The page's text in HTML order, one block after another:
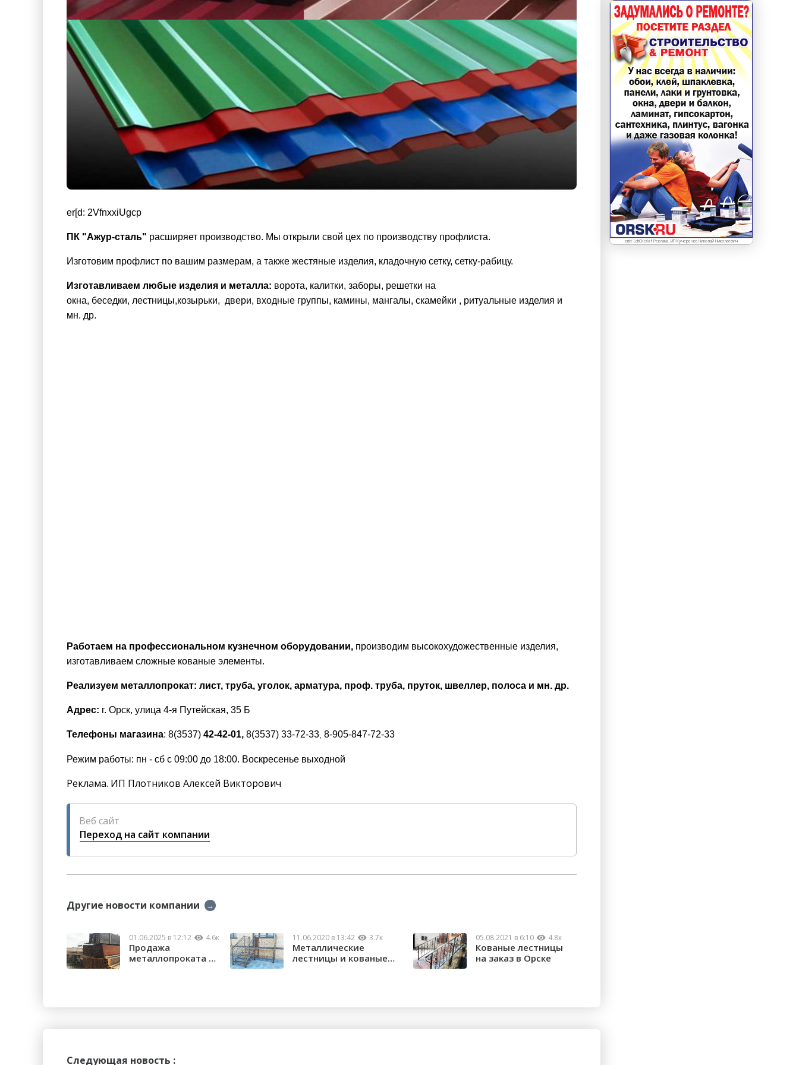
er[d: 2VfnxxiUgcp
ПК "Ажур-сталь" расширяет производство. Мы открыли свой цех по производству профлиста.
Изготовим профлист по вашим размерам, а также жестяные изделия, кладочную сетку, сетку-рабицу.
Изготавливаем любые изделия и металла: ворота, калитки, заборы, решетки на
окна, беседки, лестницы,козырьки, двери, входные группы, камины, мангалы, скамейки , ритуальные изделия и
мн. др.
Работаем на профессиональном кузнечном оборудовании, производим высокохудожественные изделия,
изготавливаем сложные кованые элементы.
Реализуем металлопрокат: лист, труба, уголок, арматура, проф. труба, пруток, швеллер, полоса и мн. др.
Адрес: г. Орск, улица 4-я Путейская, 35 Б
Телефоны магазина: 8(3537) 42-42-01, 8(3537) 33-72-33 8-905-847-72-33
Режим работы: пн - сб с 09:00 до 18:00. Воскресенье выходной
Реклама. ИП Плотников Алексей Викторович
Веб сайт
Переход на сайт компании
Другие новости компании →
01.06.2025 в 12:12 4.6к
Продажа
металлопроката в
11.06.2020 в 13:42 3.7к
Металлические
лестницы и кованые
05.08.2021 в 6:10 4.8к
Кованые лестницы
на заказ в Орске
erid: LdtCKcXxf Реклама. ИП Кучеренко Николай Николаевич
Следующая новость :